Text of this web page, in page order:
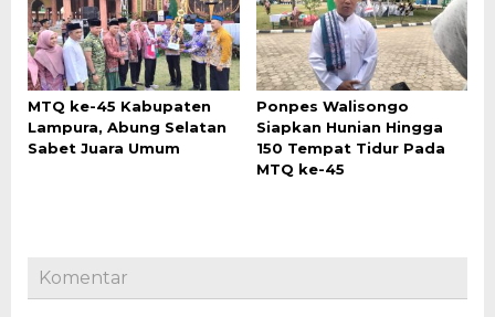
MTQ ke-45 Kabupaten
Lampura, Abung Selatan
Sabet Juara Umum
Ponpes Walisongo
Siapkan Hunian Hingga
150 Tempat Tidur Pada
MTQ ke-45
Komentar